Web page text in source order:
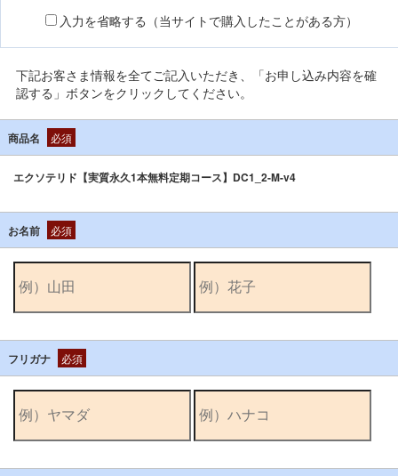
入力を省略する（当サイトで購入したことがある方）
下記お客さま情報を全てご記入いただき、「お申し込み内容を確
認する」ボタンをクリックしてください。
商品名 必須
エクソテリド【実質永久1本無料定期コース】DC1_2-M-v4
お名前 必須
フリガナ 必須